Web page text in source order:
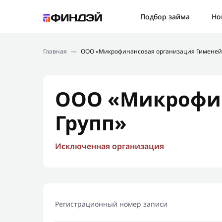
Подбор займа
Новости
Главная — ООО «Микрофинансовая организация Гименей
ООО
Групп»
Исключенная организация
Регистрационный номер записи